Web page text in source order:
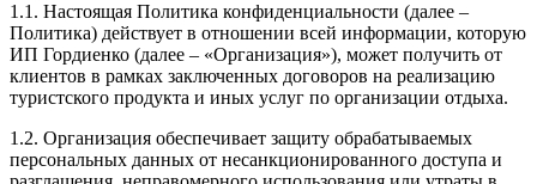
1.1. Настоящая Политика конфиденциальности (далее –
Политика) действует в отношении всей информации, которую
ИП Гордиенко (далее – «Организация»), может получить от
клиентов в рамках заключенных договоров на реализацию
туристского продукта и иных услуг по организации отдыха.
1.2. Организация обеспечивает защиту обрабатываемых
персональных данных от несанкционированного доступа и